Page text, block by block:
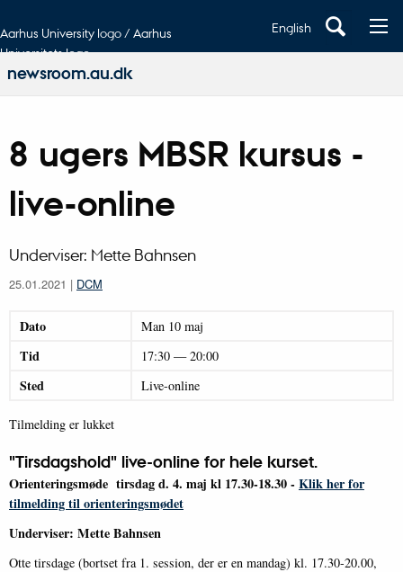
Aarhus University logo / Aarhus
Universitets logo
newsroom.au.dk
English
8 ugers MBSR kursus -
live-online
Underviser: Mette Bahnsen
25.01.2021 | DCM
Dato Man 10 maj
Tid 17:30 —20:00
Sted Live-online
Tilmelding er lukket
"Tirsdagshold" live-online for hele kurset.
Orienteringsmøde tirsdag d. 4. maj kl 17.30-18.30 - Klik her for
tilmelding til orienteringsmødet
Underviser: Mette Bahnsen
Otte tirsdage (bortset fra 1. session, der er en mandag) kl. 17.30-20.00,